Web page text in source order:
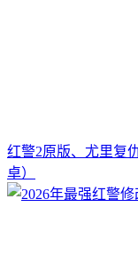
红警2原版、尤里复
卓）